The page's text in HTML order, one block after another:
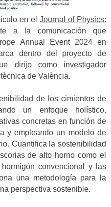
en el Journal of Physics:
a la comunicación que
Annual Event 2024 en
dentro del proyecto de
dirijo como investigador
de València.
de los cimientos de
un enfoque holístico,
concretas en función de
y empleando un modelo de
Cuantifica la sostenibilidad
de alto horno como el
convencional y las
una metodología para la
perspectiva sostenible.